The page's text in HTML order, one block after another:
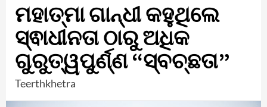
ମହାତ୍ମା ଗାନ୍ଧୀ କହୁଥିଲେ
ସ୍ଵାଧୀନତା ଠାରୁ ଅଧିକ
ଗୁରୁତ୍ୱପୁର୍ଣ୍ଣ “ସ୍ବଚ୍ଛତା”
Teerthkhetra